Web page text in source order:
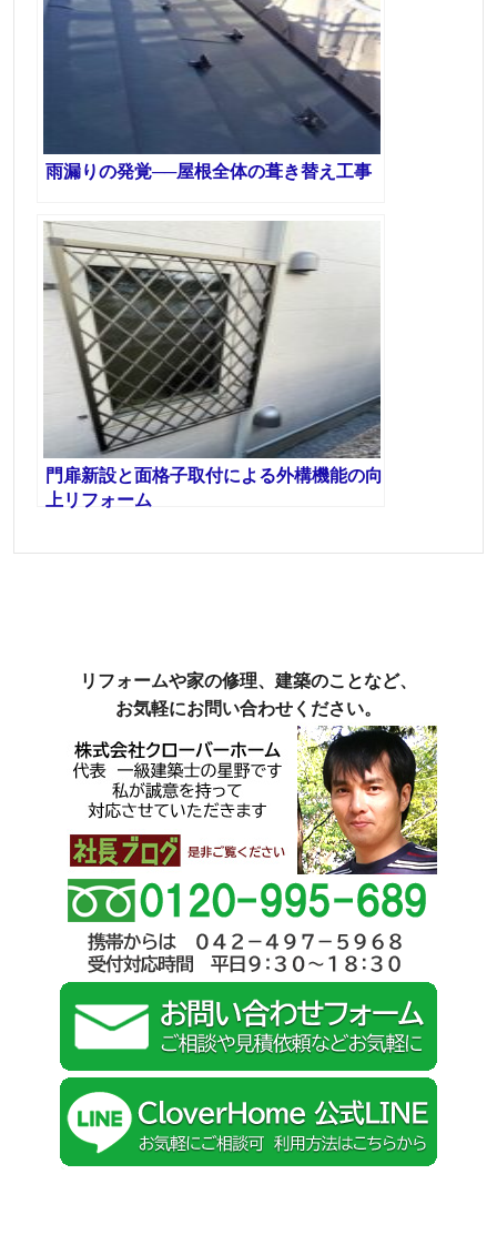
雨漏りの発覚──屋根全体の葺き替え工事
門扉新設と面格子取付による外構機能の向
上リフォーム
リフォームや家の修理、建築のことなど、
お気軽にお問い合わせください。